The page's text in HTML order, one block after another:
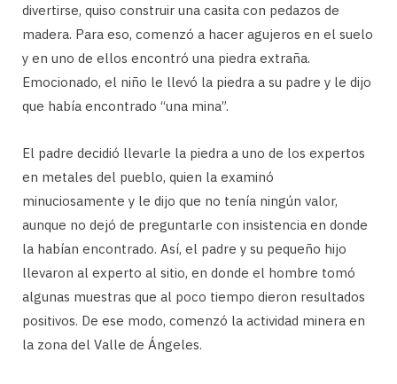
divertirse, quiso construir una casita con pedazos de
madera. Para eso, comenzó a hacer agujeros en el suelo
y en uno de ellos encontró una piedra extraña.
Emocionado, el niño le llevó la piedra a su padre y le dijo
que había encontrado “una mina”.
El padre decidió llevarle la piedra a uno de los expertos
en metales del pueblo, quien la examinó
minuciosamente y le dijo que no tenía ningún valor,
aunque no dejó de preguntarle con insistencia en donde
la habían encontrado. Así, el padre y su pequeño hijo
llevaron al experto al sitio, en donde el hombre tomó
algunas muestras que al poco tiempo dieron resultados
positivos. De ese modo, comenzó la actividad minera en
la zona del Valle de Ángeles.